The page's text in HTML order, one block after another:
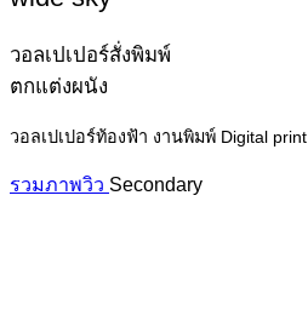
วอลเปเปอร์สั่งพิมพ์
ตกแต่งผนัง
วอลเปเปอร์ท้องฟ้า งานพิมพ์ Digital print
รวมภาพวิว Secondary